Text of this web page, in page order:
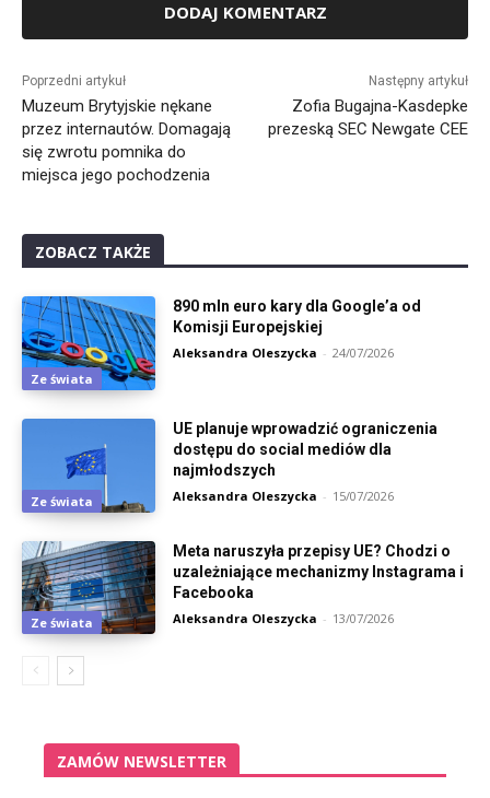
Poprzedni artykuł
Muzeum Brytyjskie nękane
przez internautów. Domagają
się zwrotu pomnika do
miejsca jego pochodzenia
Następny artykuł
Zofia Bugajna-Kasdepke
prezeską SEC Newgate CEE
ZOBACZ TAKŻE
Ze świata
890 mln euro kary dla Google’a od
Komisji Europejskiej
Aleksandra Oleszycka - 24/07/2026
Ze świata
UE planuje wprowadzić ograniczenia
dostępu do social mediów dla
najmłodszych
Aleksandra Oleszycka - 15/07/2026
Ze świata
Meta naruszyła przepisy UE? Chodzi o
uzależniające mechanizmy Instagrama i
Facebooka
Aleksandra Oleszycka - 13/07/2026
ZAMÓW NEWSLETTER